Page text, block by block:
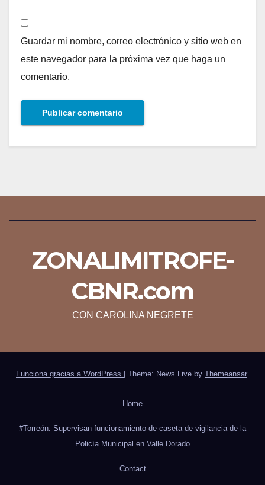
Guardar mi nombre, correo electrónico y sitio web en
este navegador para la próxima vez que haga un
comentario.
ZONALIMITROFE-
CBNR.com
CON CAROLINA NEGRETE
Funciona gracias a WordPress Theme: News Live by Themeansar.
Home
#Torreón. Supervisan funcionamiento de caseta de vigilancia de la
Policía Municipal en Valle Dorado
Contact